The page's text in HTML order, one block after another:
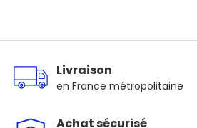
Livraison
en France métropolitaine
Achat sécurisé